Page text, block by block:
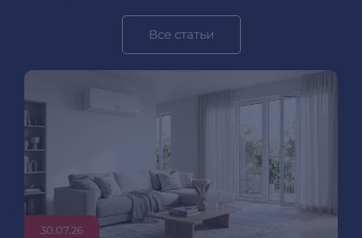
Все статьи
30.07.26